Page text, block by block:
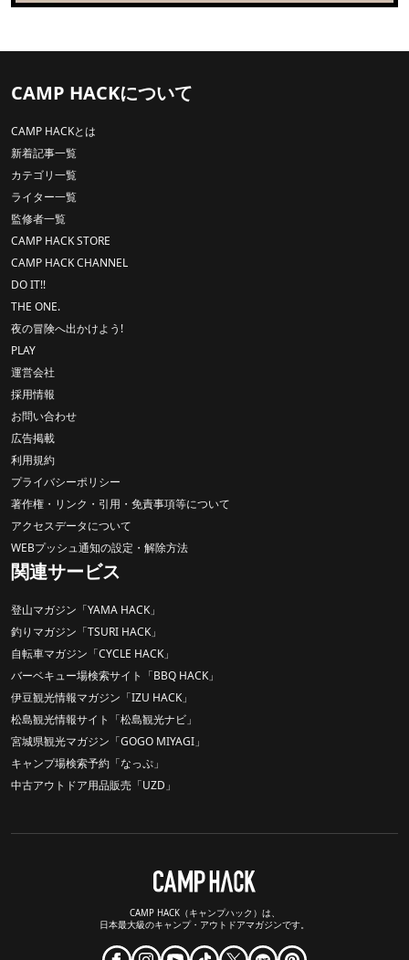
CAMP HACKについて
CAMP HACKとは
新着記事一覧
カテゴリ一覧
ライター一覧
監修者一覧
CAMP HACK STORE
CAMP HACK CHANNEL
DO IT!!
THE ONE.
夜の冒険へ出かけよう!
PLAY
運営会社
採用情報
お問い合わせ
広告掲載
利用規約
プライバシーポリシー
著作権・リンク・引用・免責事項等について
アクセスデータについて
WEBプッシュ通知の設定・解除方法
関連サービス
登山マガジン「YAMA HACK」
釣りマガジン「TSURI HACK」
自転車マガジン「CYCLE HACK」
バーベキュー場検索サイト「BBQ HACK」
伊豆観光情報マガジン「IZU HACK」
松島観光情報サイト「松島観光ナビ」
宮城県観光マガジン「GOGO MIYAGI」
キャンプ場検索予約「なっぷ」
中古アウトドア用品販売「UZD」
CAMP HACK（キャンプハック）は、
日本最大級のキャンプ・アウトドアマガジンです。